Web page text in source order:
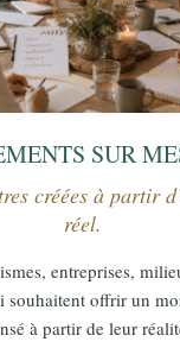
SUR
créées à partir
réel.
entreprises,
souhaitent offrir un
à partir de leur